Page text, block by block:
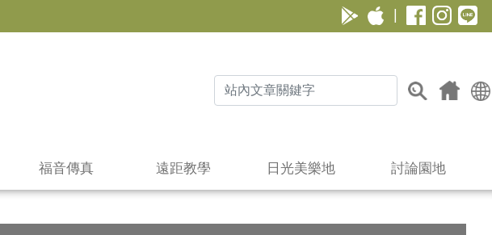
福音傳真 遠距教學 日光美樂地 討論園地